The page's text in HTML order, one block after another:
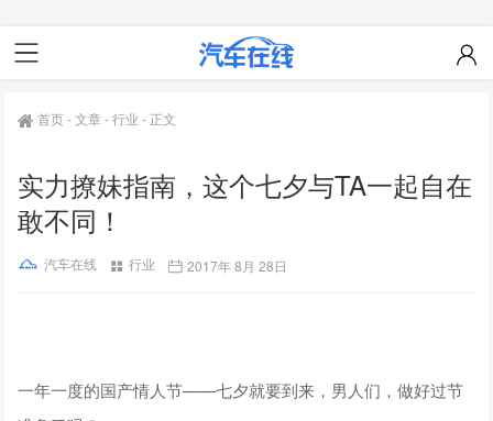
首页-文章-行业 - 正文
实力撩妹指南，这个七夕与TA一起自在
敢不同！
汽车在线 行业 2017年 8月 28日
一年一度的国产情人节——七夕就要到来，男人们，做好过节